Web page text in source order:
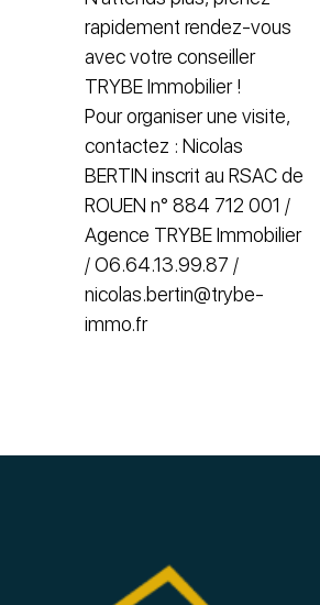
rapidement rendez-vous
avec votre conseiller
TRYBE Immobilier !
Pour organiser une visite,
contactez : Nicolas
BERTIN inscrit au RSAC de
ROUEN n° 884 712 001 /
Agence TRYBE Immobilier
/ O6.64.13.99.87 /
nicolas.bertin@trybe-
immo.fr